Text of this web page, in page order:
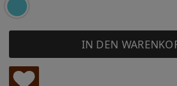
IN DEN